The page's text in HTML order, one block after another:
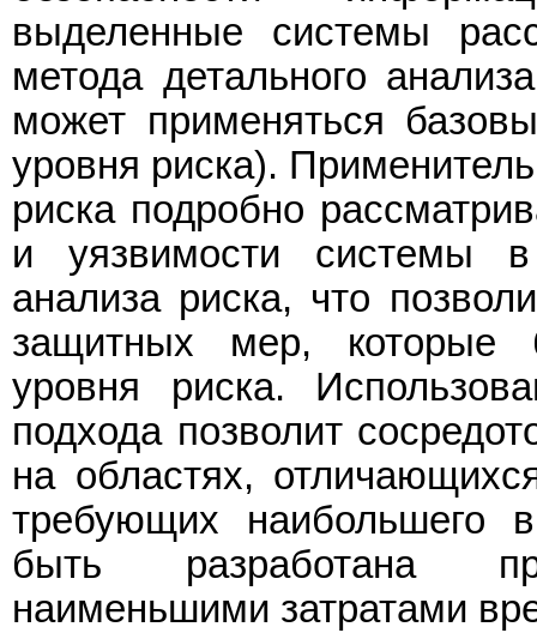
выделенные системы
метода детального
может применяться
уровня риска).
риска подробно
и уязвимости системы в
анализа риска, что
защитных мер, которые
уровня риска.
подхода позволит
на областях,
требующих наибольшего
быть разработана
наименьшими затратами